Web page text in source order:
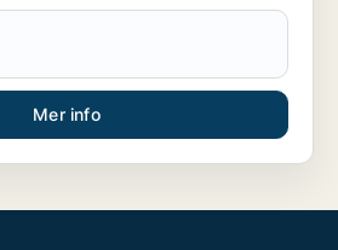
Mer info